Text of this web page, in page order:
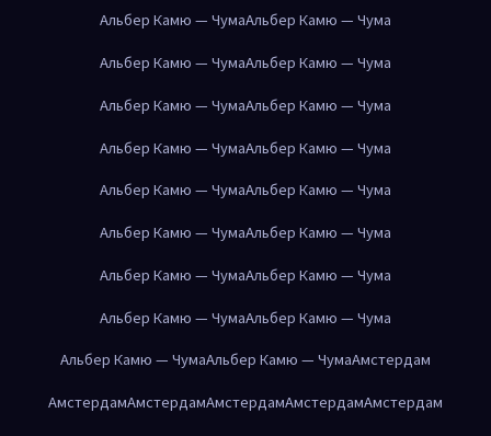
Альбер Камю — ЧумаАльбер Камю — Чума
Альбер Камю — ЧумаАльбер Камю — Чума
Альбер Камю — ЧумаАльбер Камю — Чума
Альбер Камю — ЧумаАльбер Камю — Чума
Альбер Камю — ЧумаАльбер Камю — Чума
Альбер Камю — ЧумаАльбер Камю — Чума
Альбер Камю — ЧумаАльбер Камю — Чума
Альбер Камю — ЧумаАльбер Камю — Чума
Альбер Камю — ЧумаАльбер Камю — ЧумаАмстердам
АмстердамАмстердамАмстердамАмстердамАмстердам